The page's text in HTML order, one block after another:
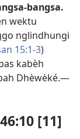
bangsa.
wektu
nglindhungi
15:1-3)
kabèh
Dhèwèké.—
[11]